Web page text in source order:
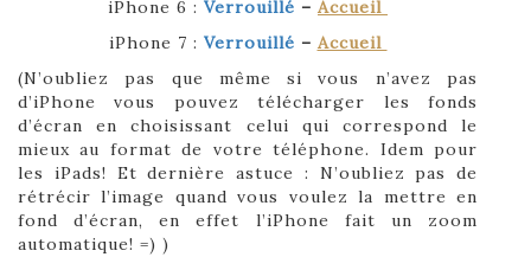
iPhone 6 : Verrouillé – Accueil
iPhone 7 : Verrouillé – Accueil
(N’oubliez pas que même si vous n’avez pas
d’iPhone vous pouvez télécharger les fonds
d’écran en choisissant celui qui correspond le
mieux au format de votre téléphone. Idem pour
les iPads! Et dernière astuce : N’oubliez pas de
rétrécir l’image quand vous voulez la mettre en
fond d’écran, en effet l’iPhone fait un zoom
automatique! =) )